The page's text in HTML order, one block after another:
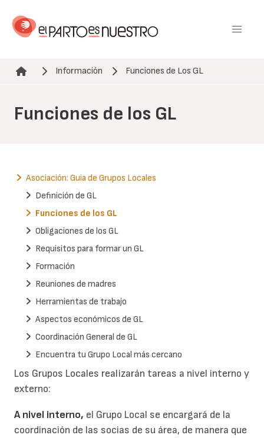
contenido
Ruta de navegación
Información Funciones de Los GL
Funciones de los GL
Los Grupos Locales realizarán tareas a nivel interno y
externo:
A nivel interno, el Grupo Local se encargará de la
coordinación de las socias de su área, de manera que
Asociación: Guia de Grupos Locales
Definición de GL
Funciones de los GL
Obligaciones de los GL
Requisitos para formar un GL
Formación
Reuniones de madres
Herramientas de trabajo
Aspectos económicos de GL
Coordinación General de GL
Encuentra tu Grupo Local más cercano